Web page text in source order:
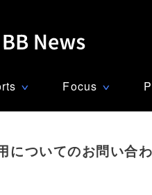
∨ Focus ∨
についてのお問い合